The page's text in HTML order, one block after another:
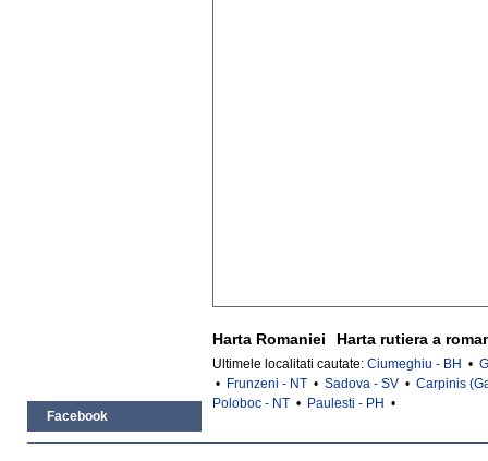
Facebook
Harta Romaniei Harta rutiera a
Ultimele localitati cautate: Ciumeghiu - BH •
• Frunzeni - NT • Sadova - SV • Carpinis
Poloboc - NT • Paulesti - PH •